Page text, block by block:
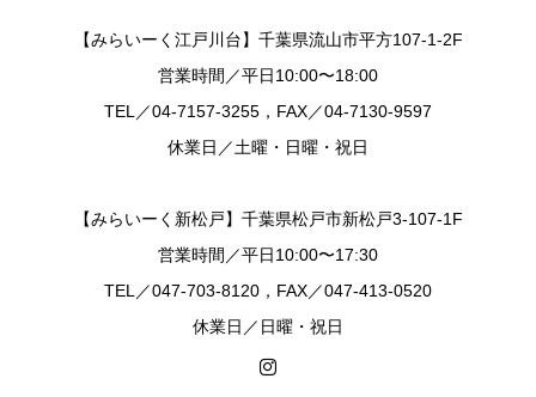
【みらいーく江戸川台】千葉県流山市平方107-1-2F
営業時間／平日10:00〜18:00
TEL／04-7157-3255，FAX／04-7130-9597
休業日／土曜・日曜・祝日
【みらいーく新松戸】千葉県松戸市新松戸3-107-1F
営業時間／平日10:00〜17:30
TEL／047-703-8120，FAX／047-413-0520
休業日／日曜・祝日